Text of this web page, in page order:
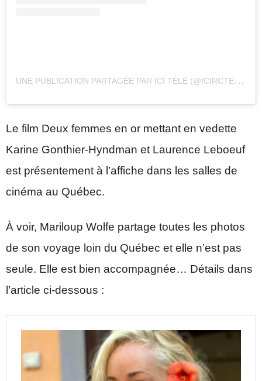
U
NE PUBLICATION PARTAGÉE PAR ICI TÉLÉ (@ICIRCTELE)
Le film Deux femmes en or mettant en vedette
Karine Gonthier-Hyndman et Laurence Leboeuf
est présentement à l’affiche dans les salles de
cinéma au Québec.
À voir, Mariloup Wolfe partage toutes les photos
de son voyage loin du Québec et elle n’est pas
seule. Elle est bien accompagnée… Détails dans
l’article ci-dessous :